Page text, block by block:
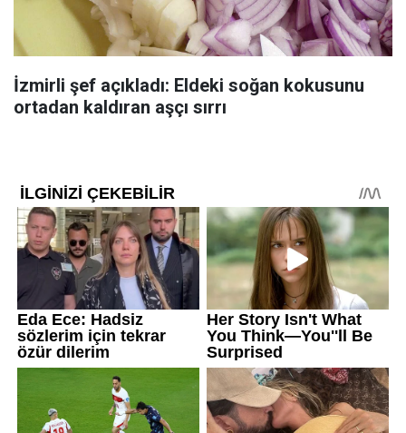
İzmirli şef açıkladı: Eldeki soğan kokusunu
ortadan kaldıran aşçı sırrı